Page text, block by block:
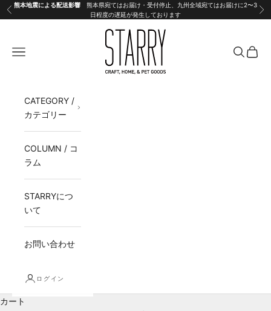
コンテンツへスキップ
前へ
熊本地震による配送影響 熊本県宛てはお届け・受付停止、九州全域宛てはお届けに2〜3
日程度の遅延が発生しております
次
STARRY
メニュー
検索カート
CATEGORY /
カテゴリー
COLUMN / コ
ラム
STARRYにつ
いて
お問い合わせ
ログイン
カート